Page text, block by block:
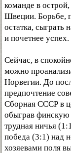
команде в
Швеции. Борьбе,
остатка, сыграть
и почетнее успех.
Сейчас, в
можно
Норвегии. До
предпочтение
Сборная СССР в
обыграв финскую
трудная ничья
победа (3:1) над
хозяевами поля